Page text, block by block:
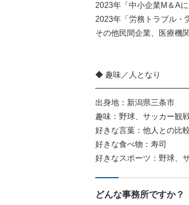
2023年「中小企業M＆A
2023年「労務トラブル
その他民間企業、医療機
◆ 趣味／人となり
出身地：新潟県三条市
趣味：野球、サッカー観
好きな言葉：他人との比
好きな食べ物：寿司
好きなスポーツ：野球、
どんな事務所ですか？